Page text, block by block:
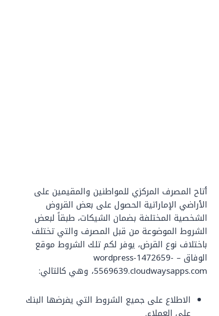
أتاح المصرف المركزي للمواطنين والمقيمين على
الأراضي الإماراتية الحصول على بعض القروض
الشخصية المختلفة بضمان الشيكات، طبقاً لبعض
الشروط الموضوعة من قبل المصرف والتي تختلف
باختلاف نوع القرض، يوفر لكم تلك الشروط موقع
الوفاق – wordpress-1472659-
5569639.cloudwaysapps.com، وهي كالتالي:
الاطلاع على جميع الشروط التي يفرضها البنك